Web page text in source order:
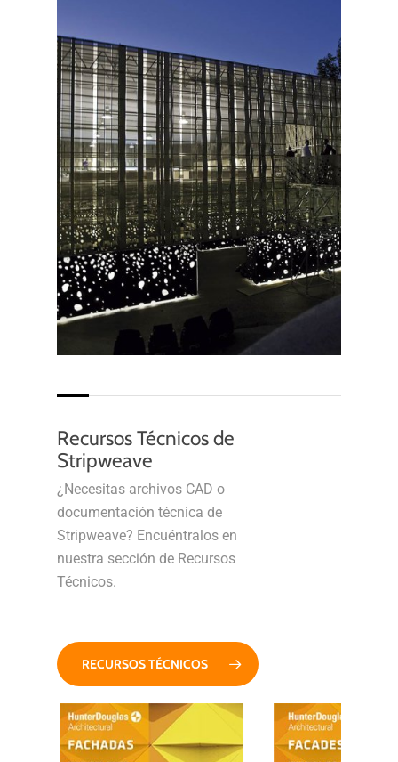
Recursos Técnicos de
Stripweave
¿Necesitas archivos CAD o
documentación técnica de
Stripweave? Encuéntralos en
nuestra sección de Recursos
Técnicos.
RECURSOS TÉCNICOS